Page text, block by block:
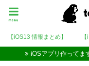
menu
【iOS13 情報まとめ】
iOSアプリ作ってま